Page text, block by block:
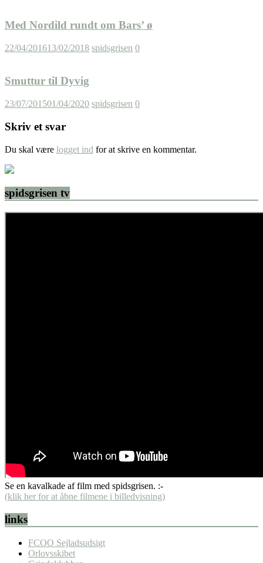
Med Nordild rundt om Bars’ ø
22/04/201613/02/2018 spidsgrisen 0
Smuttur til Dyvig
23/07/201501/04/2020 spidsgrisen 0
Skriv et svar
Du skal være logget ind for at skrive en kommentar.
spidsgrisen tv
Se en kavalkade af film med spidsgrisen. :-
(klik her for at åbne filmene i billedvisning)
links
FCOO Sejladsudsigt
Orlovsskibet